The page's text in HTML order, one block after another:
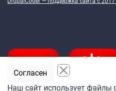
Наш сайт использует файлы
Согласен